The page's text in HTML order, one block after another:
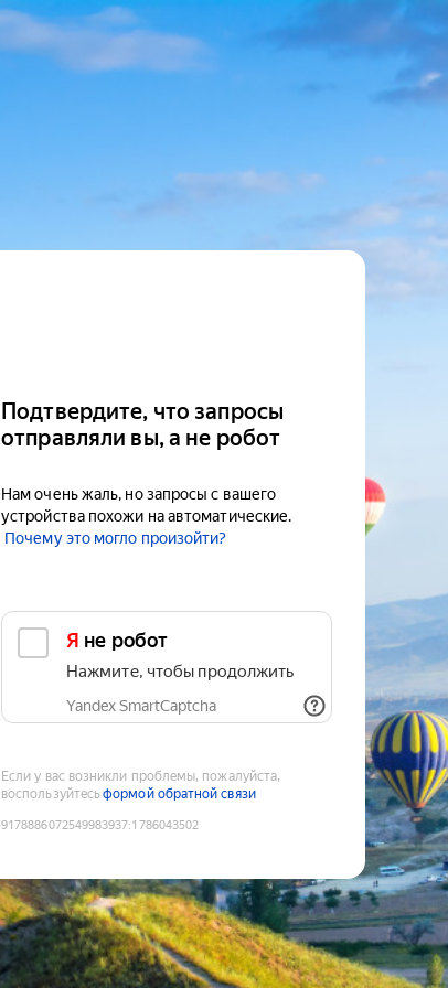
Подтвердите, что запросы
отправляли вы, а не робот
Нам очень жаль, но запросы с вашего
устройства похожи на автоматические.
Почему это могло произойти?
Я не робот
Нажмите, чтобы продолжить
Yandex SmartCaptcha
Если у вас возникли проблемы, пожалуйста,
воспользуйтесьформой обратной связи
9178886072549983937:1786043502